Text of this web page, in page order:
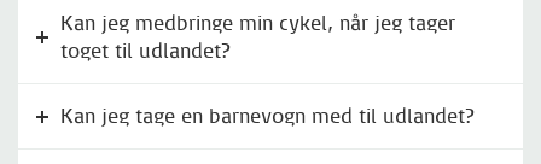
Kan jeg medbringe min cykel, når jeg tager
toget til udlandet?
Kan jeg tage en barnevogn med til udlandet?